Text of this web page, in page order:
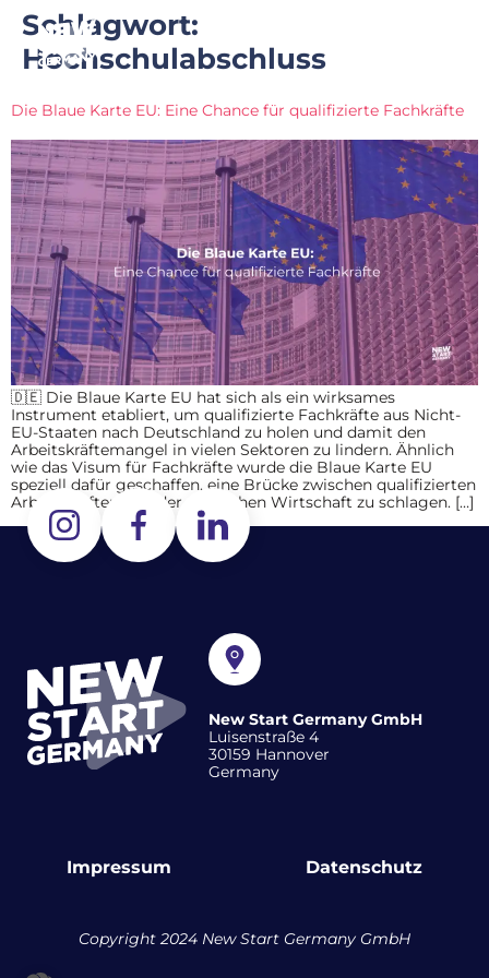
Schlagwort:
Hochschulabschluss
Die Blaue Karte EU: Eine Chance für qualifizierte Fachkräfte
🇩🇪 Die Blaue Karte EU hat sich als ein wirksames
Instrument etabliert, um qualifizierte Fachkräfte aus Nicht-
EU-Staaten nach Deutschland zu holen und damit den
Arbeitskräftemangel in vielen Sektoren zu lindern. Ähnlich
wie das Visum für Fachkräfte wurde die Blaue Karte EU
speziell dafür geschaffen, eine Brücke zwischen qualifizierten
Arbeitskräften und der deutschen Wirtschaft zu schlagen. […]
New Start Germany GmbH
Luisenstraße 4
30159 Hannover
Germany
Impressum Datenschutz
Copyright 2024 New Start Germany GmbH